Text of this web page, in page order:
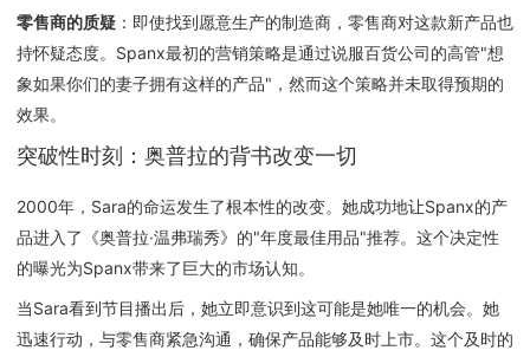
零售商的质疑 ：即使找到愿意生产的制造商，零售商对这款新产品也
持怀疑态度。Spanx最初的营销策略是通过说服百货公司的高管"想
象如果你们的妻子拥有这样的产品"，然而这个策略并未取得预期的
效果。
突破性时刻：奥普拉的背书改变一切
2000年，Sara的命运发生了根本性的改变。她成功地让Spanx的产
品进入了《奥普拉·温弗瑞秀》的"年度最佳用品"推荐。这个决定性
的曝光为Spanx带来了巨大的市场认知。
当Sara看到节目播出后，她立即意识到这可能是她唯一的机会。她
迅速行动，与零售商紧急沟通，确保产品能够及时上市。这个及时的